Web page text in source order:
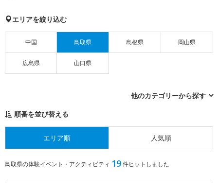
エリアを絞り込む
中国 鳥取県 島根県 岡山県
広島県 山口県
他のカテゴリーから探す
順番を並び替える
エリア順 人気順
鳥取県の体験イベント・アクティビティ 19件ヒットしました